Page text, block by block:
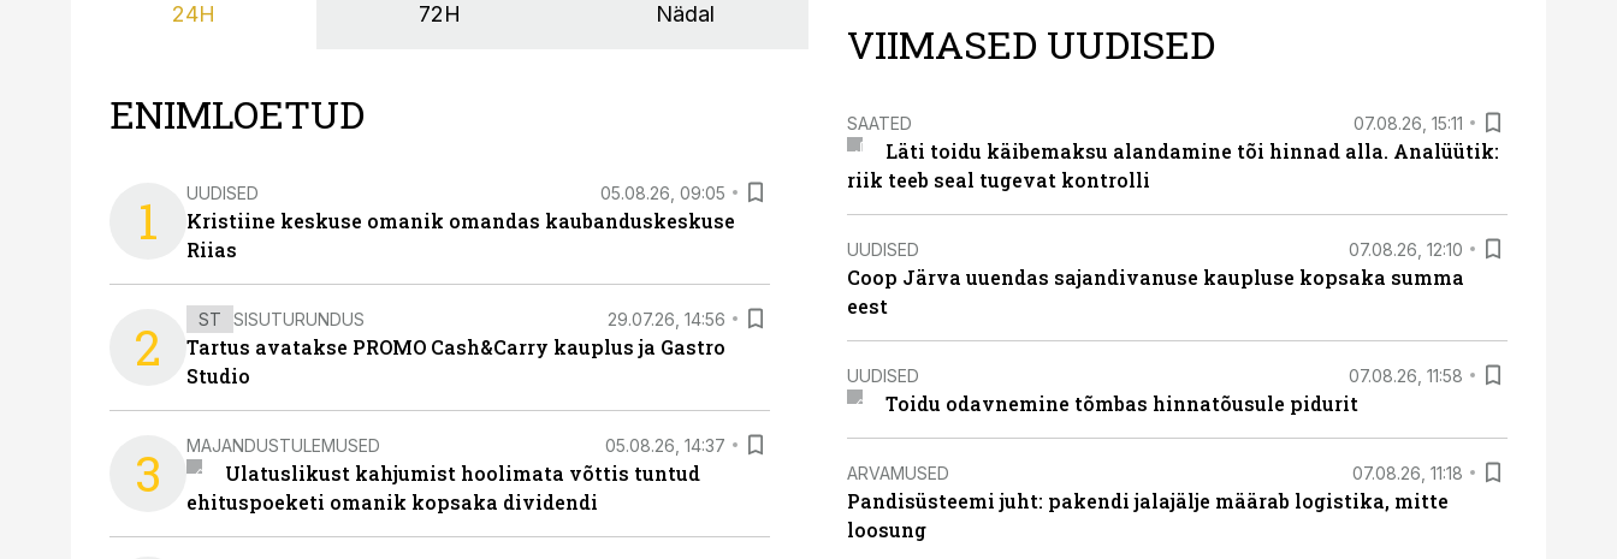
24H 72H Nädal
ENIMLOETUD
1 UUDISED 05.08.26, 09:05
Kristiine keskuse omanik omandas kaubanduskeskuse
Riias
2 ST SISUTURUNDUS 29.07.26, 14:56
Tartus avatakse PROMO Cash&Carry kauplus ja Gastro
Studio
3 MAJANDUSTULEMUSED 05.08.26, 14:37
Ulatuslikust kahjumist hoolimata võttis tuntud
ehituspoeketi omanik kopsaka dividendi
VIIMASED UUDISED
SAATED 07.08.26, 15:11
Läti toidu käibemaksu alandamine tõi hinnad alla. Analüütik:
riik teeb seal tugevat kontrolli
UUDISED 07.08.26, 12:10
Coop Järva uuendas sajandivanuse kaupluse kopsaka summa
eest
UUDISED 07.08.26, 11:58
Toidu odavnemine tõmbas hinnatõusule pidurit
ARVAMUSED 07.08.26, 11:18
Pandisüsteemi juht: pakendi jalajälje määrab logistika, mitte
loosung